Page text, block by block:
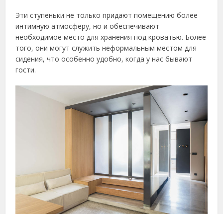
Эти ступеньки не только придают помещению более
интимную атмосферу, но и обеспечивают
необходимое место для хранения под кроватью. Более
того, они могут служить неформальным местом для
сидения, что особенно удобно, когда у нас бывают
гости.